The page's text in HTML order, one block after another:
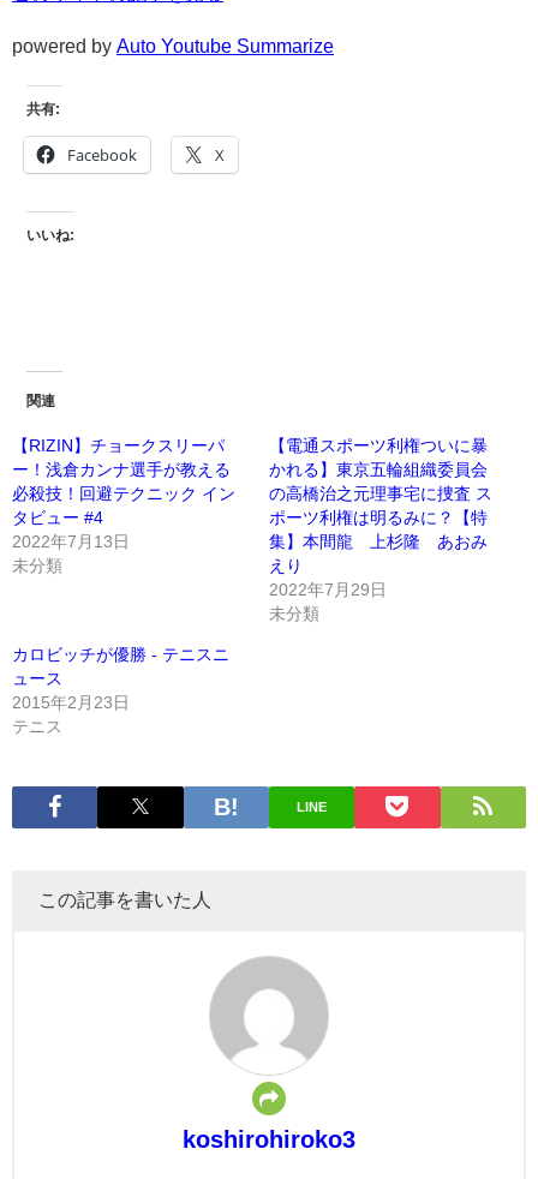
powered by Auto Youtube Summarize
共有:
Facebook X
いいね:
関連
【RIZIN】チョークスリーパ
ー！浅倉カンナ選手が教える
必殺技！回避テクニック イン
タビュー #4
2022年7月13日
未分類
【電通スポーツ利権ついに暴
かれる】東京五輪組織委員会
の高橋治之元理事宅に捜査 ス
ポーツ利権は明るみに？【特
集】本間龍 上杉隆 あおみ
えり
2022年7月29日
未分類
カロビッチが優勝 - テニスニ
ュース
2015年2月23日
テニス
LINE
この記事を書いた人
koshirohiroko3